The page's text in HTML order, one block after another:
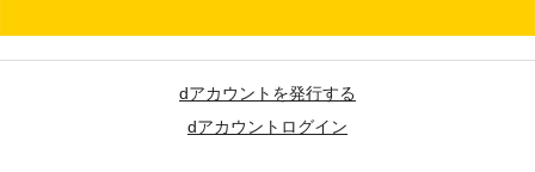
dアカウントを発行する
dアカウントログイン